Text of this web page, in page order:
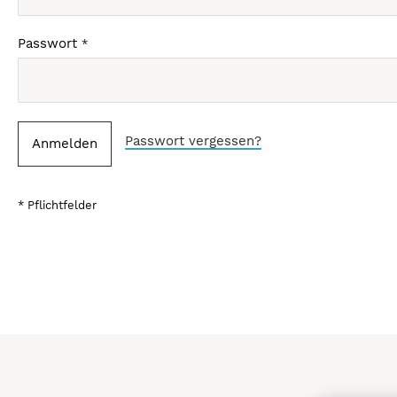
Passwort
Anmelden Passwort vergessen?